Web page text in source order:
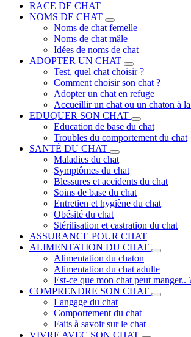
RACE DE CHAT
NOMS DE CHAT
Noms de chat femelle
Noms de chat mâle
Idées de noms de chat
ADOPTER UN CHAT
Test, quel chat choisir ?
Comment choisir son chat ?
Adopter un chat en refuge
Accueillir un chat ou un chaton à
EDUQUER SON CHAT
Education de base du chat
Troubles du comportement du chat
SANTÉ DU CHAT
Maladies du chat
Symptômes du chat
Blessures et accidents du chat
Soins de base du chat
Entretien et hygiène du chat
Obésité du chat
Stérilisation et castration du chat
ASSURANCE POUR CHAT
ALIMENTATION DU CHAT
Alimentation du chaton
Alimentation du chat adulte
Est-ce que mon chat peut manger..
COMPRENDRE SON CHAT
Langage du chat
Comportement du chat
Faits à savoir sur le chat
VIVRE AVEC SON CHAT